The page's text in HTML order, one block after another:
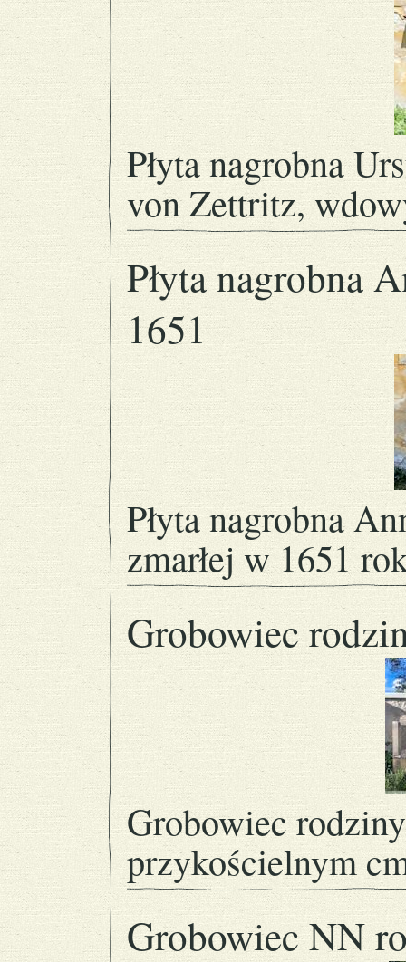
Płyta nagrobna
von Zettritz,
Płyta nagrobna
1651
Płyta nagrobna
zmarłej w 1651
Grobowiec
Grobowiec
przykościelnym
Grobowiec NN